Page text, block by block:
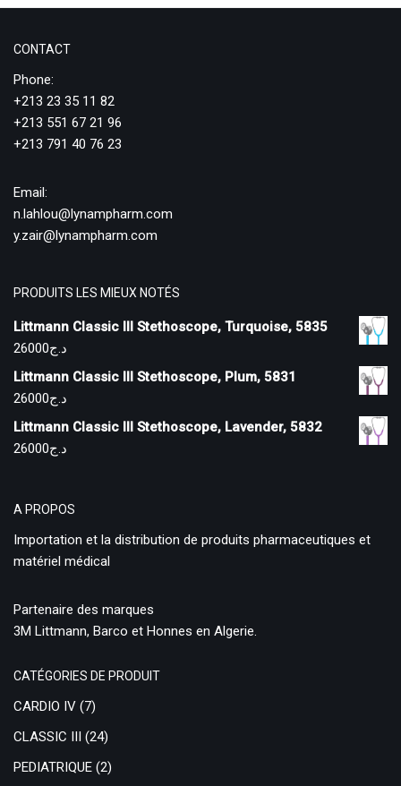
CONTACT
Phone:
+213 23 35 11 82
+213 551 67 21 96
+213 791 40 76 23
Email:
n.lahlou@lynampharm.com
y.zair@lynampharm.com
PRODUITS LES MIEUX NOTÉS
Littmann Classic III Stethoscope, Turquoise, 5835
د.ج26000
Littmann Classic III Stethoscope, Plum, 5831
د.ج26000
Littmann Classic III Stethoscope, Lavender, 5832
د.ج26000
A PROPOS
Importation et la distribution de produits pharmaceutiques et
matériel médical
Partenaire des marques
3M Littmann, Barco et Honnes en Algerie.
CATÉGORIES DE PRODUIT
CARDIO IV (7)
CLASSIC III (24)
PEDIATRIQUE (2)